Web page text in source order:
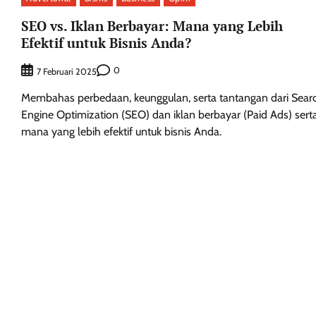
SEO vs. Iklan Berbayar: Mana yang Lebih
Efektif untuk Bisnis Anda?
7 Februari 2025 0
Membahas perbedaan, keunggulan, serta tantangan dari
Engine Optimization (SEO) dan iklan berbayar (Paid Ads)
mana yang lebih efektif untuk bisnis Anda.